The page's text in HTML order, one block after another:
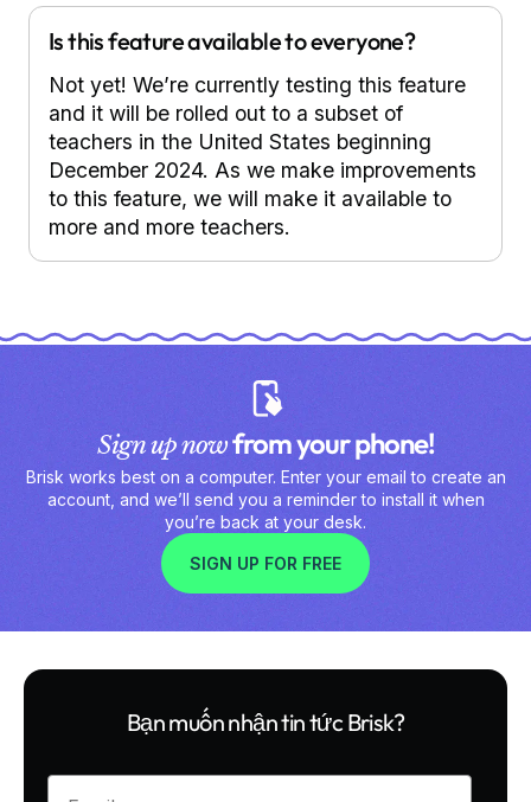
Is this feature available to everyone?
Not yet! We’re currently testing this feature
and it will be rolled out to a subset of
teachers in the United States beginning
December 2024. As we make improvements
to this feature, we will make it available to
more and more teachers.
Sign up nowfrom your phone!
Brisk works best on a computer. Enter your email to create an
account, and we’ll send you a reminder to install it when
you’re back at your desk.
SIGN UP FOR FREE
Bạn muốn nhận tin tức Brisk?
Enter your email